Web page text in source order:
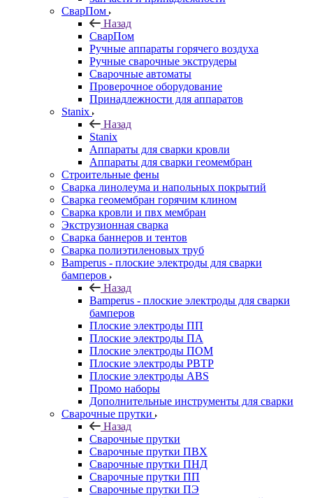
СварПом
Назад
СварПом
Ручные аппараты горячего воздуха
Ручные сварочные экструдеры
Сварочные автоматы
Проверочное оборудование
Принадлежности для аппаратов
Stanix
Назад
Stanix
Аппараты для сварки кровли
Аппараты для сварки геомембран
Строительные фены
Сварка линолеума и напольных покрытий
Сварка геомембран горячим клином
Сварка кровли и пвх мембран
Экструзионная сварка
Сварка баннеров и тентов
Сварка полиэтиленовых труб
Bamperus - плоские электроды для сварки
бамперов
Назад
Bamperus - плоские электроды для сварки
бамперов
Плоские электроды ПП
Плоские электроды ПА
Плоские электроды ПОМ
Плоские электроды РВТР
Плоские электроды ABS
Промо наборы
Дополнительные инструменты для сварки
Сварочные прутки
Назад
Сварочные прутки
Сварочные прутки ПВХ
Сварочные прутки ПНД
Сварочные прутки ПП
Сварочные прутки ПЭ